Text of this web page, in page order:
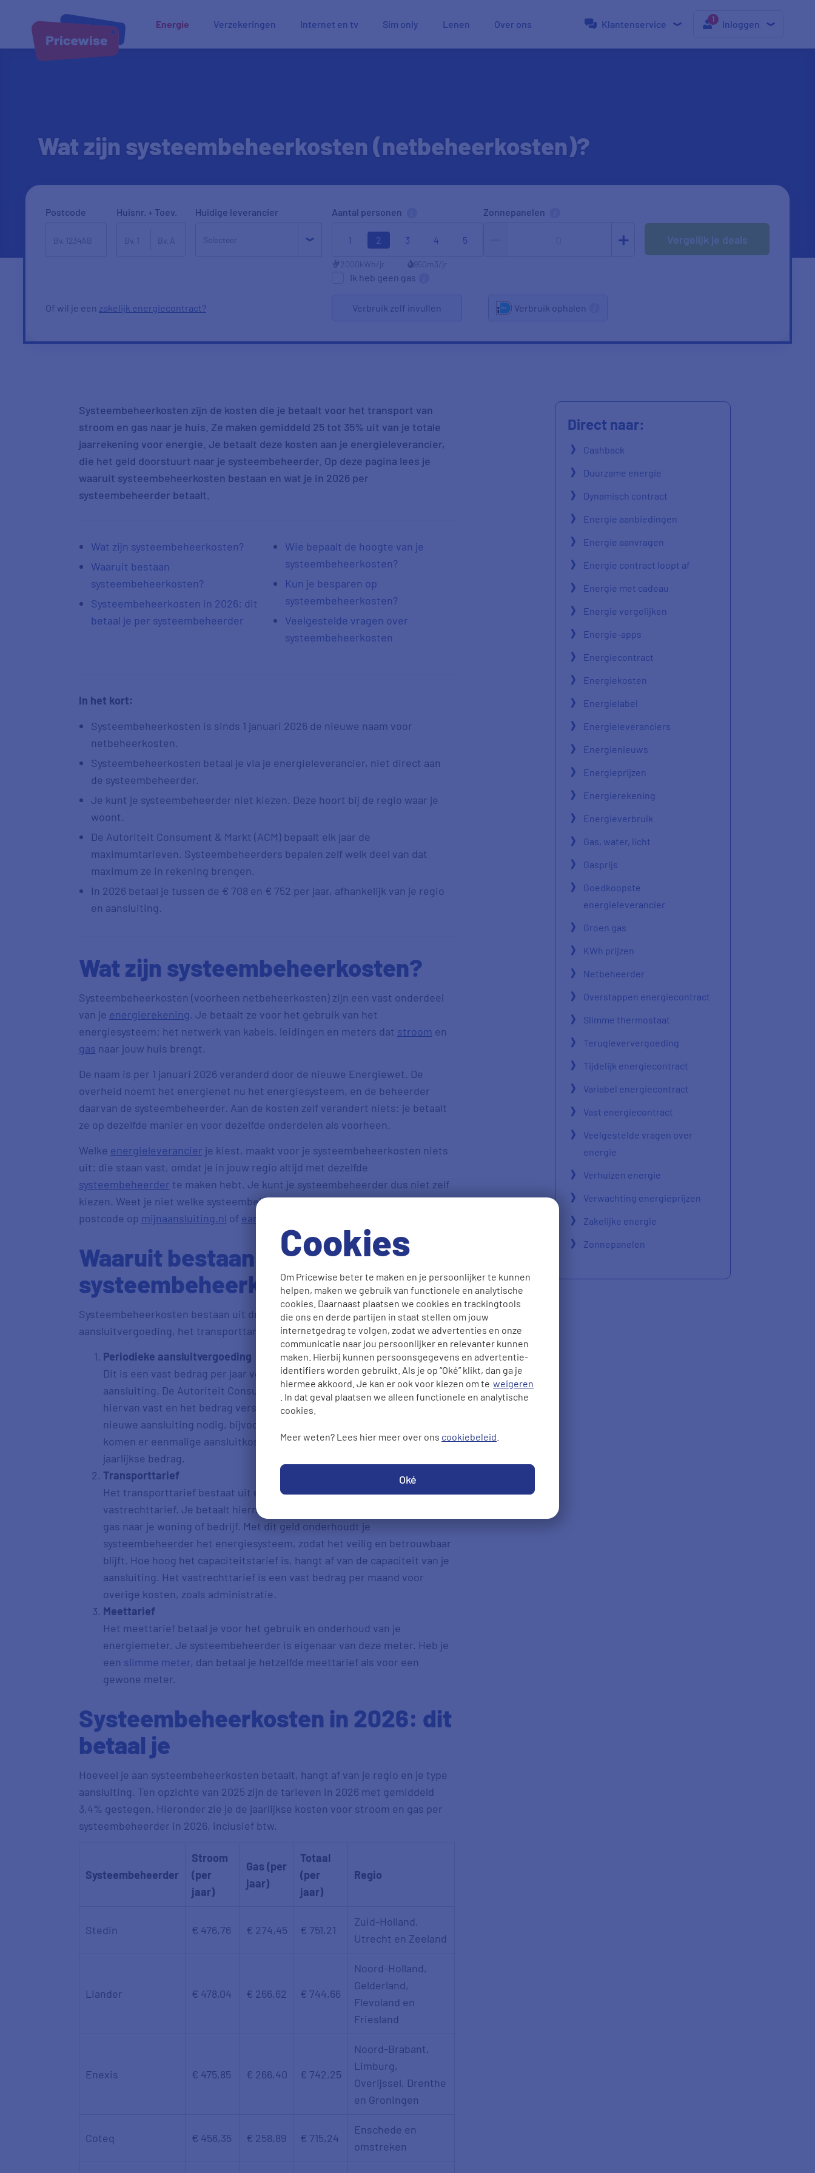
Cookies
Om Pricewise beter te maken en je persoonlijker te kunnen
helpen, maken we gebruik van functionele en analytische
cookies. Daarnaast plaatsen we cookies en trackingtools
die ons en derde partijen in staat stellen om jouw
internetgedrag te volgen, zodat we advertenties en onze
communicatie naar jou persoonlijker en relevanter kunnen
maken. Hierbij kunnen persoonsgegevens en advertentie-
identifiers worden gebruikt. Als je op “Oké” klikt, dan ga je
hiermee akkoord. Je kan er ook voor kiezen om te weigeren
. In dat geval plaatsen we alleen functionele en analytische
cookies.
Meer weten? Lees hier meer over ons cookiebeleid
Oké
Energie Verzekeringen Internet en tv Sim only Lenen Over ons Klantenservice Inloggen
Wat zijn systeembeheerkosten (netbeheerkosten)?
Postcode Huisnr. + Toev. Huidige leverancier Aantal personen
1 2 3 4 5
2000kWh/jr 950m3/jr
Zonnepanelen
Ik heb geen gas
Vergelijk je deals
Of wil je een zakelijk energiecontract? Verbruik zelf invullen Verbruik ophalen
Systeembeheerkosten zijn de kosten die je betaalt voor het transport van
stroom en gas naar je huis. Ze maken gemiddeld 25 tot 35% uit van je totale
jaarrekening voor energie. Je betaalt deze kosten aan je energieleverancier,
die het geld doorstuurt naar je systeembeheerder. Op deze pagina lees je
waaruit systeembeheerkosten bestaan en wat je in 2026 per
systeembeheerder betaalt.
Wat zijn systeembeheerkosten?
Waaruit bestaan
systeembeheerkosten?
Systeembeheerkosten in 2026: dit
betaal je per systeembeheerder
Wie bepaalt de hoogte van je
systeembeheerkosten?
Kun je besparen op
systeembeheerkosten?
Veelgestelde vragen over
systeembeheerkosten
In het kort:
Systeembeheerkosten is sinds 1 januari 2026 de nieuwe naam voor
netbeheerkosten.
Systeembeheerkosten betaal je via je energieleverancier, niet direct aan
de systeembeheerder.
Je kunt je systeembeheerder niet kiezen. Deze hoort bij de regio waar je
woont.
De Autoriteit Consument & Markt (ACM) bepaalt elk jaar de
maximumtarieven. Systeembeheerders bepalen zelf welk deel van dat
maximum ze in rekening brengen.
In 2026 betaal je tussen de € 708 en € 752 per jaar, afhankelijk van je regio
en aansluiting.
Wat zijn systeembeheerkosten?
Systeembeheerkosten (voorheen netbeheerkosten) zijn een vast onderdeel
van je energierekening. Je betaalt ze voor het gebruik van het
energiesysteem: het netwerk van kabels, leidingen en meters dat stroom en
gas naar jouw huis brengt.
De naam is per 1 januari 2026 veranderd door de nieuwe Energiewet. De
overheid noemt het energienet nu het energiesysteem, en de beheerder
daarvan de systeembeheerder. Aan de kosten zelf verandert niets: je betaalt
ze op dezelfde manier en voor dezelfde onderdelen als voorheen.
Welke energieleverancier je kiest, maakt voor je systeembeheerkosten niets
uit: die staan vast, omdat je in jouw regio altijd met dezelfde
systeembeheerder te maken hebt. Je kunt je systeembeheerder dus niet zelf
kiezen. Weet je niet welke systeembeheerder bij jouw adres hoort? Check je
postcode op mijnaansluiting.nl of eancodeboek.nl
Waaruit bestaan
systeembeheerkosten?
Systeembeheerkosten bestaan uit drie onderdelen: de periodieke
aansluitvergoeding, het transporttarief en het meettarief.
Periodieke aansluitvergoeding
Dit is een vast bedrag per jaar voor het in stand houden van je
aansluiting. De Autoriteit Consument & Markt (ACM) stelt de hoogte
hiervan vast en het bedrag verschilt per systeembeheerder. Heb je een
nieuwe aansluiting nodig, bijvoorbeeld bij een nieuwbouwwoning? Dan
komen er eenmalige aansluitkosten bij. Die betaal je één keer, los van dit
jaarlijkse bedrag.
Transporttarief
Het transporttarief bestaat uit een capaciteitstarief en een
vastrechttarief. Je betaalt hiermee voor het transport van stroom en
gas naar je woning of bedrijf. Met dit geld onderhoudt je
systeembeheerder het energiesysteem, zodat het veilig en betrouwbaar
blijft. Hoe hoog het capaciteitstarief is, hangt af van de capaciteit van je
aansluiting. Het vastrechttarief is een vast bedrag per maand voor
overige kosten, zoals administratie.
Meettarief
Het meettarief betaal je voor het gebruik en onderhoud van je
energiemeter. Je systeembeheerder is eigenaar van deze meter. Heb je
een slimme meter, dan betaal je hetzelfde meettarief als voor een
gewone meter.
Systeembeheerkosten in 2026: dit
betaal je
Hoeveel je aan systeembeheerkosten betaalt, hangt af van je regio en je type
aansluiting. Ten opzichte van 2025 zijn de tarieven in 2026 met gemiddeld
3,4% gestegen. Hieronder zie je de jaarlijkse kosten voor stroom en gas per
systeembeheerder in 2026, inclusief btw.
Systeembeheerder
Stroom
(per
jaar)
Gas (per
jaar)
Totaal
(per
jaar)
Regio
Stedin € 476,76 € 274,45 € 751,21
Zuid-Holland,
Utrecht en Zeeland
Liander € 478,04 € 266,62 € 744,66
Noord-Holland,
Gelderland,
Flevoland en
Friesland
Enexis € 475,85 € 266,40 € 742,25
Noord-Brabant,
Limburg,
Overijssel, Drenthe
en Groningen
Coteq € 456,35 € 258,89 € 715,24
Enschede en
omstreken
Direct naar:
Cashback
Duurzame energie
Dynamisch contract
Energie aanbiedingen
Energie aanvragen
Energie contract loopt af
Energie met cadeau
Energie vergelijken
Energie-apps
Energiecontract
Energiekosten
Energielabel
Energieleveranciers
Energienieuws
Energieprijzen
Energierekening
Energieverbruik
Gas, water, licht
Gasprijs
Goedkoopste
energieleverancier
Groen gas
KWh prijzen
Netbeheerder
Overstappen energiecontract
Slimme thermostaat
Terugleververgoeding
Tijdelijk energiecontract
Variabel energiecontract
Vast energiecontract
Veelgestelde vragen over
energie
Verhuizen energie
Verwachting energieprijzen
Zakelijke energie
Zonnepanelen